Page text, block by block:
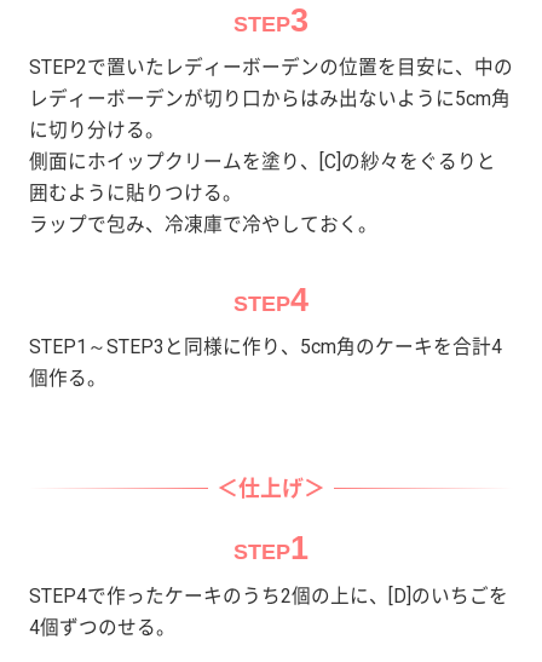
STEP3
STEP2で置いたレディーボーデンの位置を目安に、中の
レディーボーデンが切り口からはみ出ないように5cm角
に切り分ける。
側面にホイップクリームを塗り、[C]の紗々をぐるりと
囲むように貼りつける。
ラップで包み、冷凍庫で冷やしておく。
STEP4
STEP1～STEP3と同様に作り、5cm角のケーキを合計4
個作る。
＜仕上げ＞
STEP1
STEP4で作ったケーキのうち2個の上に、[D]のいちごを
4個ずつのせる。